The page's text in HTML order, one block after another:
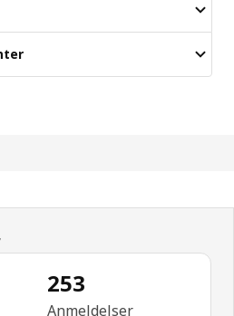
4.7 ingen kundevurdering 5
253
Anmeldelser